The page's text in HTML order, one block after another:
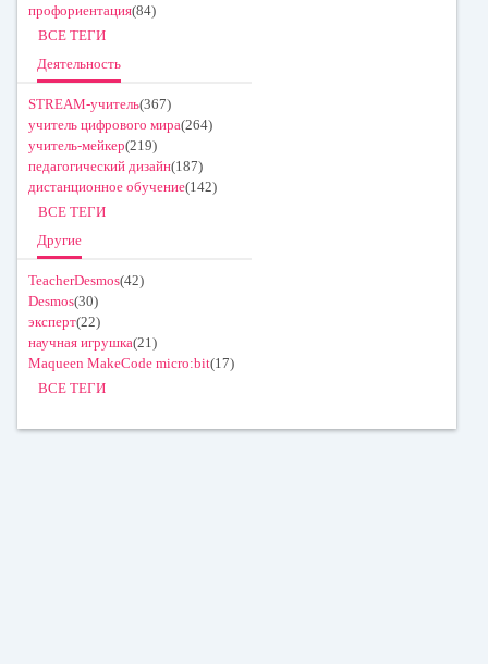
профориентация(84)
ВСЕ ТЕГИ
Деятельность
STREAM-учитель(367)
учитель цифрового мира(264)
учитель-мейкер(219)
педагогический дизайн(187)
дистанционное обучение(142)
ВСЕ ТЕГИ
Другие
TeacherDesmos(42)
Desmos(30)
эксперт(22)
научная игрушка(21)
Maqueen MakeCode micro:bit(17)
ВСЕ ТЕГИ